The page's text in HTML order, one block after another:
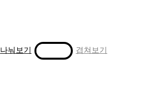
나눠보기 Toggle 겹쳐보기